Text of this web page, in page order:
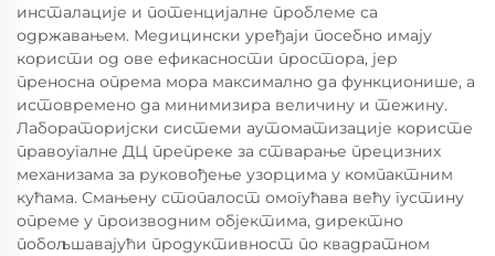
инсталације и потенцијалне проблеме са
одржавањем. Медицински уређаји посебно имају
користи од ове ефикасности простора, јер
преносна опрема мора максимално да функционише, а
истовремено да минимизира величину и тежину.
Лабораторијски системи аутоматизације користе
правоугалне ДЦ препреке за стварање прецизних
механизама за руковођење узорцима у компактним
кућама. Смањену стопалост омогућава већу густину
опреме у производним објектима, директно
побољшавајући продуктивност по квадратном